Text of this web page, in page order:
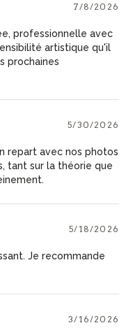
7/8/2026
professionnelle avec
artistique qu'il
prochaines
5/30/2026
repart avec nos photos
tant sur la théorie que
5/18/2026
Je recommande
3/16/2026